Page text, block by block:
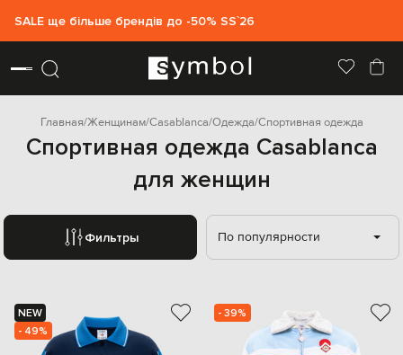
SALE ще більше брендів до -50% SS`26
Главная Женщинам Casablanca Одежда Спортивная одежда
Спортивная одежда Casablanca
для женщин
Фильтры По популярности
NEW
- 49%
- 39%